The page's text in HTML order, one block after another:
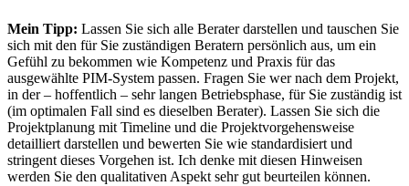
Mein Tipp: Lassen Sie sich alle Berater darstellen und tauschen Sie
sich mit den für Sie zuständigen Beratern persönlich aus, um ein
Gefühl zu bekommen wie Kompetenz und Praxis für das
ausgewählte PIM-System passen. Fragen Sie wer nach dem Projekt,
in der – hoffentlich – sehr langen Betriebsphase, für Sie zuständig ist
(im optimalen Fall sind es dieselben Berater). Lassen Sie sich die
Projektplanung mit Timeline und die Projektvorgehensweise
detailliert darstellen und bewerten Sie wie standardisiert und
stringent dieses Vorgehen ist. Ich denke mit diesen Hinweisen
werden Sie den qualitativen Aspekt sehr gut beurteilen können.